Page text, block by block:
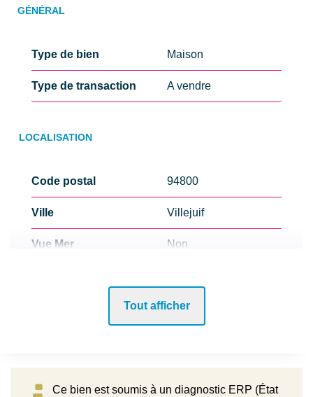
GÉNÉRAL
Type de bien Maison
Type de transaction A vendre
LOCALISATION
Code postal 94800
Ville Villejuif
Vue Mer Non
Non
ASPECTS FINANCIERS
Tout afficher
Ce bien est soumis à un diagnostic ERP (État